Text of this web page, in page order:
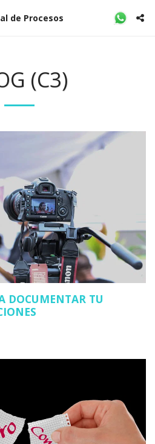
de Procesos
(C3)
DOCUMENTAR TU